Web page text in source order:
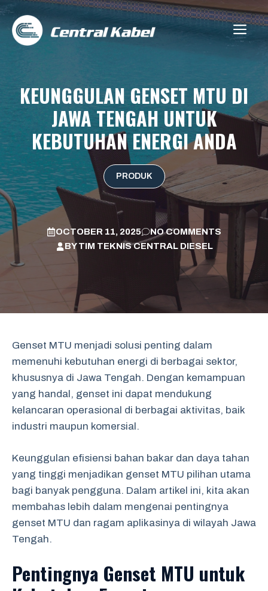
Skip
content
KEUNGGULAN GENSET MTU DI
JAWA TENGAH UNTUK
KEBUTUHAN ENERGI ANDA
PRODUK
OCTOBER 11, 2025
NO COMMENTS
BYTIM TEKNIS CENTRAL DIESEL
Genset MTU menjadi solusi penting dalam
memenuhi kebutuhan energi di berbagai sektor,
khususnya di Jawa Tengah. Dengan kemampuan
yang handal, genset ini dapat mendukung
kelancaran operasional di berbagai aktivitas, baik
industri maupun komersial.
Keunggulan efisiensi bahan bakar dan daya tahan
yang tinggi menjadikan genset MTU pilihan utama
bagi banyak pengguna. Dalam artikel ini, kita akan
membahas lebih dalam mengenai pentingnya
genset MTU dan ragam aplikasinya di wilayah Jawa
Tengah.
Pentingnya Genset MTU untuk